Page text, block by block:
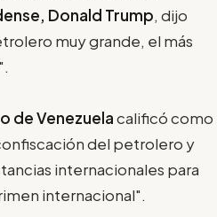
Donald Trump, dijo
muy grande, el más
de Venezuelacalificó como
del petrolero y
internacionales para
internacional".